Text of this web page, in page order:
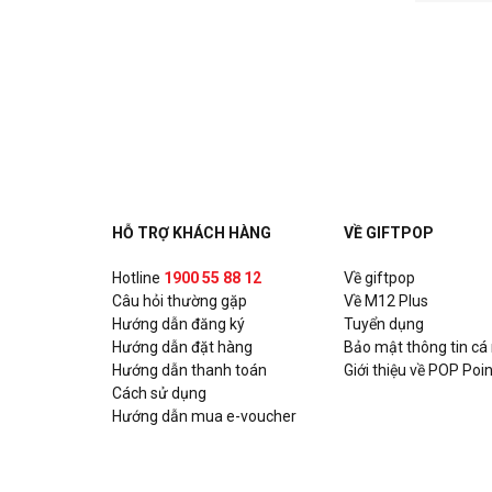
HỖ TRỢ KHÁCH HÀNG
Hotline 1900 55 88 12
Câu hỏi thường gặp
Hướng dẫn đăng ký
Hướng dẫn đặt hàng
Hướng dẫn thanh toán
Cách sử dụng
Hướng dẫn mua e-voucher
VỀ GIFTPOP
Về giftpop
Về M12 Plus
Tuyển dụng
Bảo mật thông tin cá
Giới thiệu về POP